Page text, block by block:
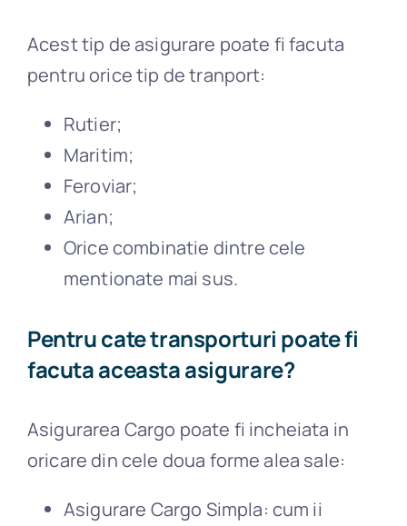
Acest tip de asigurare poate fi facuta
pentru orice tip de tranport:
Rutier;
Maritim;
Feroviar;
Arian;
Orice combinatie dintre cele
mentionate mai sus.
Pentru cate transporturi poate fi
facuta aceasta asigurare?
Asigurarea Cargo poate fi incheiata in
oricare din cele doua forme alea sale:
Asigurare Cargo Simpla: cum ii